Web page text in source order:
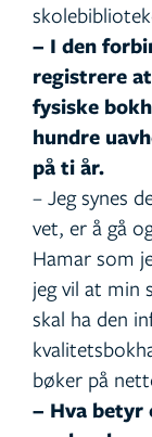
– I den
registrere
fysiske
hundre
på ti år.
– Jeg synes
vet, er å gå
Hamar som
jeg vil at min
skal ha den
bøker på
– Hva betyr